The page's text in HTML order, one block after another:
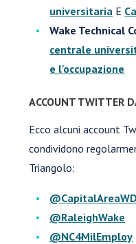
universitaria E
Wake Technical
centrale
e l'occupazione
ACCOUNT TWITTER
Ecco alcuni account
condividono
Triangolo:
@CapitalAreaWD
@RaleighWake
@NC4MilEmploy